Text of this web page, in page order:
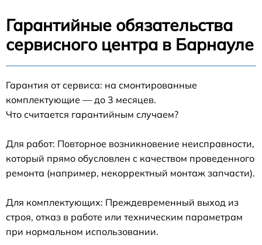
Гарантийные обязательства
сервисного центра в Барнауле
Гарантия от сервиса: на смонтированные
комплектующие — до 3 месяцев.
Что считается гарантийным случаем?
Для работ: Повторное возникновение неисправности,
который прямо обусловлен с качеством проведенного
ремонта (например, некорректный монтаж запчасти).
Для комплектующих: Преждевременный выход из
строя, отказ в работе или техническим параметрам
при нормальном использовании.